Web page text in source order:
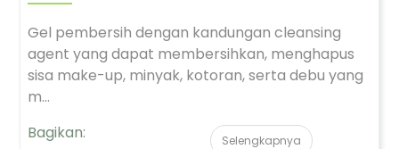
Gel pembersih dengan kandungan cleansing
agent yang dapat membersihkan, menghapus
sisa make-up, minyak, kotoran, serta debu yang
m...
Bagikan:
Selengkapnya